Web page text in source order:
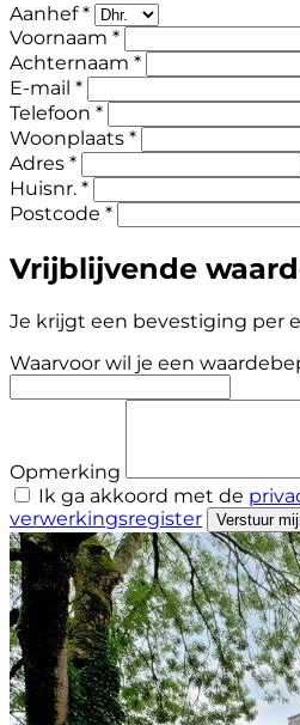
Aanhef *
Voornaam *
Achternaam *
E-mail *
Telefoon *
Woonplaats *
Adres *
Huisnr. *
Postcode *
Vrijblijvende
Je krijgt een bevestiging per
Waarvoor wil je een
Opmerking
Ik ga akkoord met de
verwerkingsregister
Verstuur